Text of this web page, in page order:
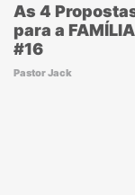
As 4
para a
#16
Pastor Jack